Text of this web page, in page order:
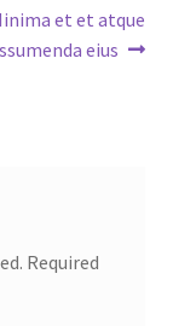
et et atque
eius
Required